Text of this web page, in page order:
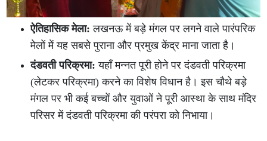
ऐतिहासिक मेला: लखनऊ में बड़े मंगल पर लगने वाले पारंपरिक
मेलों में यह सबसे पुराना और प्रमुख केंद्र माना जाता है।
दंडवती परिक्रमा: यहाँ मन्नत पूरी होने पर दंडवती परिक्रमा
(लेटकर परिक्रमा) करने का विशेष विधान है। इस चौथे बड़े
मंगल पर भी कई बच्चों और युवाओं ने पूरी आस्था के साथ मंदिर
परिसर में दंडवती परिक्रमा की परंपरा को निभाया।